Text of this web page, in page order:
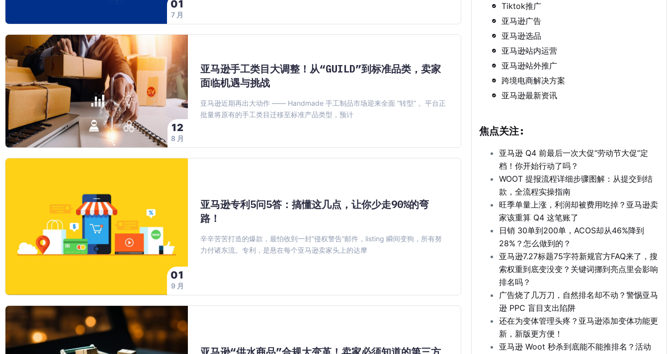
01
7 月
12
8 月
亚马逊手工类目大调整！从“GUILD”到标准品类，卖家
面临机遇与挑战
亚马逊近期再出大动作 —— Handmade 手工制品市场迎来全面 “转型” 。平台正
批量将原有的手工类目迁移至标准产品类型，预计
01
9 月
亚马逊专利5问5答：搞懂这几点，让你少走90%的弯
路！
辛辛苦苦打造的爆款，最怕收到一封“侵权警告”邮件，listing 瞬间变狗，所有努
力付诸东流。专利，是悬在每个亚马逊卖家头上的达摩
Tiktok推广
亚马逊广告
亚马逊选品
亚马逊站内运营
亚马逊站外推广
跨境电商解决方案
亚马逊最新资讯
焦点关注:
亚马逊 Q4 前最后一次大促“劳动节大促”定
档！你开始行动了吗？
WOOT 提报流程详细步骤图解：从提交到结
款，全流程实操指南
旺季单量上涨，利润却被费用吃掉？亚马逊卖
家该重算 Q4 这笔账了
日销 30单到200单，ACOS却从46%降到
28%？怎么做到的？
亚马逊7.27标题75字符新规官方FAQ来了，搜
索权重到底变没变？关键词挪到亮点里会影响
排名吗？
广告烧了几万刀，自然排名却不动？警惕亚马
逊 PPC 盲目支出陷阱
还在为变体管理头疼？亚马逊添加变体功能更
新，新版更方便！
亚马逊 Woot 秒杀到底能不能推排名？活动